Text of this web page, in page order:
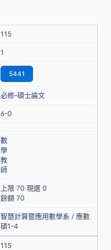
115
1
5441
必修-碩士論文
6-0
數
學
教
師
上限 70 現選 0
餘額 70
智慧計算暨應用數學系 / 應數
碩1-4
115